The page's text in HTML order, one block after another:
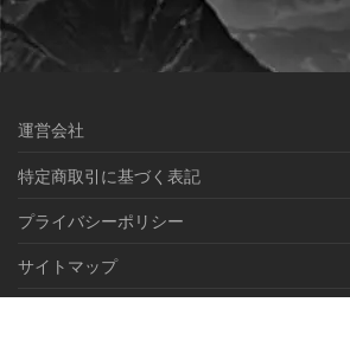
運営会社
特定商取引に基づく表記
プライバシーポリシー
サイトマップ